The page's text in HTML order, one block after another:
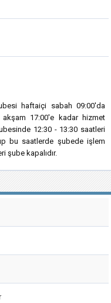
haftaiçi sabah 09:00'da
akşam 17:00'e kadar hizmet
12:30 - 13:30 saatleri
bu saatlerde şubede işlem
şube kapalıdır.